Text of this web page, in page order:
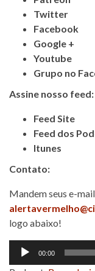
Twitter
Facebook
Google +
Youtube
Grupo no
Assine nosso feed:
Feed Site
Feed dos
Itunes
Contato:
Mandem seus e-
logo abaixo!
Tocador
00:00